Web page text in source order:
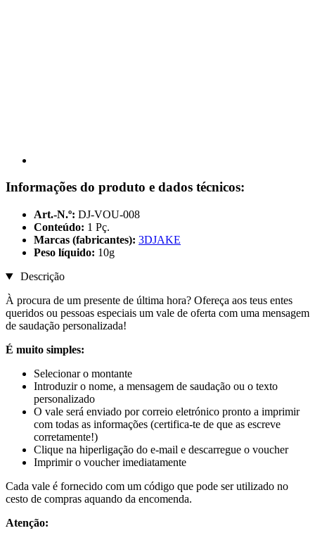
Informações do produto e dados técnicos:
Art.-N.º: DJ-VOU-008
Conteúdo: 1 Pç.
Marcas (fabricantes): 3DJAKE
Peso líquido: 10g
Descrição
À procura de um presente de última hora? Ofereça aos teus entes
queridos ou pessoas especiais um vale de oferta com uma mensagem
de saudação personalizada!
É muito simples:
Selecionar o montante
Introduzir o nome, a mensagem de saudação ou o texto
personalizado
O vale será enviado por correio eletrónico pronto a imprimir
com todas as informações (certifica-te de que as escreve
corretamente!)
Clique na hiperligação do e-mail e descarregue o voucher
Imprimir o voucher imediatamente
Cada vale é fornecido com um código que pode ser utilizado no
cesto de compras aquando da encomenda.
Atenção: